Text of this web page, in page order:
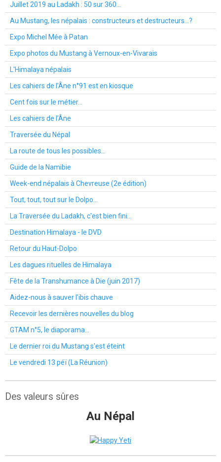
Juillet 2019 au Ladakh : 50 sur 360...
Au Mustang, les népalais : constructeurs et destructeurs...?
Expo Michel Mée à Patan
Expo photos du Mustang à Vernoux-en-Vivarais
L'Himalaya népalais
Les cahiers de l'Âne n°91 est en kiosque
Cent fois sur le métier...
Les cahiers de l'Âne
Traversée du Népal
La route de tous les possibles...
Guide de la Namibie
Week-end népalais à Chevreuse (2e édition)
Tout, tout, tout sur le Dolpo...
La Traversée du Ladakh, c'est bien fini...
Destination Himalaya - le DVD
Retour du Haut-Dolpo
Les dagues rituelles de Himalaya
Fête de la Transhumance à Die (juin 2017)
Aidez-nous à sauver l'ibis chauve
Recevoir les dernières nouvelles du blog
GTAM n°5, le diaporama...
Le dernier roi du Mustang s'est éteint
Le vendredi 13 péï (La Réunion)
Des valeurs sûres
Au Népal